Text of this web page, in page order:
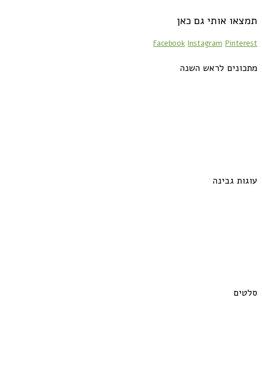
תמצאו אותי גם כאן
Facebook Instagram Pinterest
מתכונים לראש השנה
עוגות גבינה
סלטים